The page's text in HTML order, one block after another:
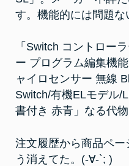
す。機能的には問題な
「Switch コントロー
ー プログラム編集機
ャイロセンサー 無線
Switch/有機ELモデル/
書付き 赤青」なる代物
注文履歴から商品ペ
う消えてた。(-∀-`; )